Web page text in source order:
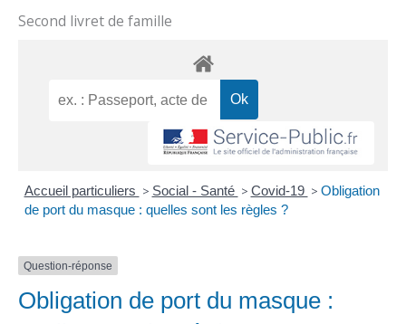
Second livret de famille
Accueil particuliers > Social - Santé > Covid-19 > Obligation
de port du masque : quelles sont les règles ?
Question-réponse
Obligation de port du masque :